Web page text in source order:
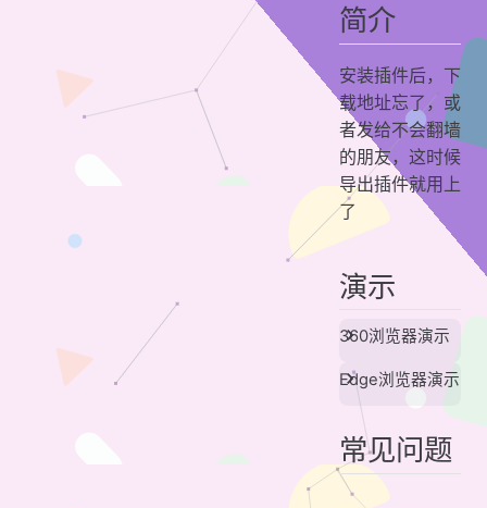
特别鸣谢
贡献者
简介
安装插件后，下
载地址忘了，或
者发给不会翻墙
的朋友，这时候
导出插件就用上
了
演示
360浏览器演示
Edge浏览器演示
常见问题